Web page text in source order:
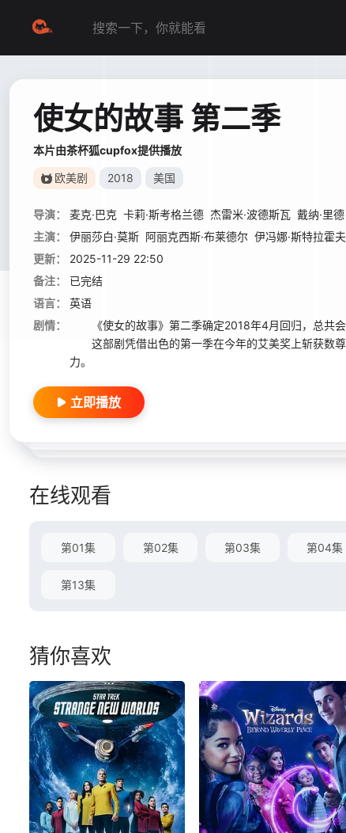
使女的故事 第二季
本片由茶杯狐cupfox提供播放
欧美剧 2018 美国
导演： 麦克·巴克 卡莉·斯考格兰德 杰雷米·波德斯瓦 戴纳·里德
主演：
伊丽莎白·莫斯 阿丽克西斯·布莱德尔 伊冯娜·斯特拉霍
更新：
2025-11-29 22:50
备注：
已完结
语言：
英语
剧情：
《使女的故事》第二季确定2018年4月回归，总共会
这部剧凭借出色的第一季在今年的艾美奖上斩获数尊
力。
立即播放
在线观看
第01集 第02集 第03集 第04集
第13集
猜你喜欢